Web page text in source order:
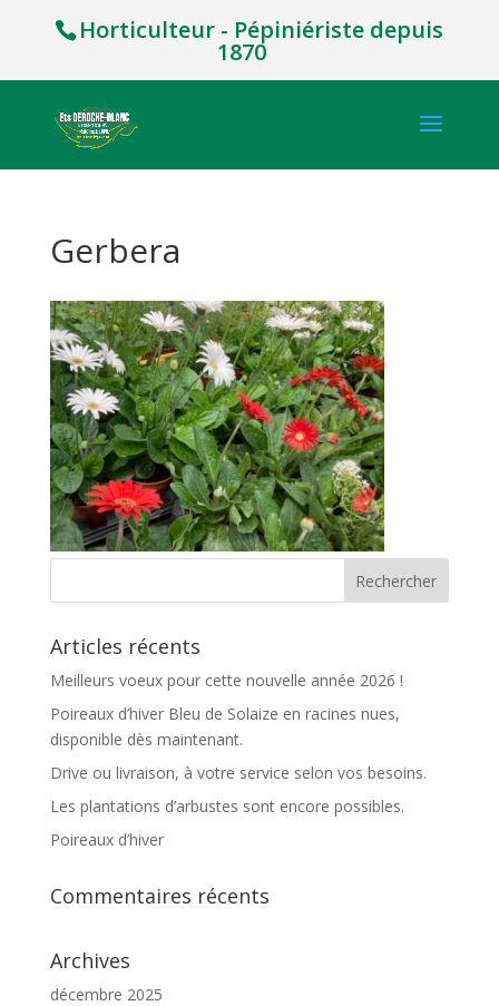
Horticulteur - Pépiniériste depuis
1870
Gerbera
Articles récents
Meilleurs voeux pour cette nouvelle année 2026 !
Poireaux d’hiver Bleu de Solaize en racines nues,
disponible dès maintenant.
Drive ou livraison, à votre service selon vos besoins.
Les plantations d’arbustes sont encore possibles.
Poireaux d’hiver
Commentaires récents
Archives
décembre 2025